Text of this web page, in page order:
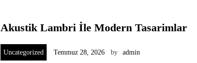
Akustik Lambri İle Modern Tasarimlar
Uncategorized Temmuz 28, 2026 by admin